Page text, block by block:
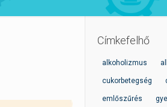
Címkefelhő
alkoholizmus
cukorbetegség
emlőszűrés